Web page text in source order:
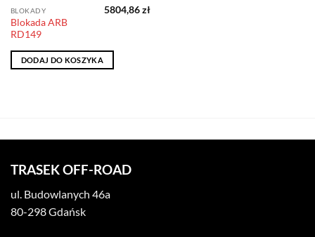
BLOKADY
Blokada ARB
RD149
5804,86zł
DODAJ DO KOSZYKA
TRASEK OFF-ROAD
ul. Budowlanych 46a
80-298 Gdańsk